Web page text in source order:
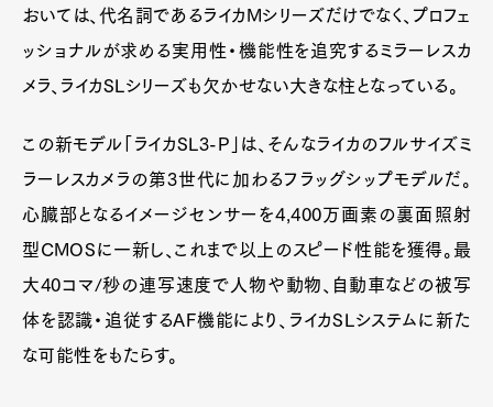
おいては、代名詞であるライカMシリーズだけでなく、プロフェ
ッショナルが求める実用性・機能性を追究するミラーレスカ
メラ、ライカSLシリーズも欠かせない大きな柱となっている。
この新モデル「ライカSL3-P」は、そんなライカのフルサイズミ
ラーレスカメラの第3世代に加わるフラッグシップモデルだ。
心臓部となるイメージセンサーを4,400万画素の裏面照射
型CMOSに一新し、これまで以上のスピード性能を獲得。最
大40コマ/秒の連写速度で人物や動物、自動車などの被写
体を認識・追従するAF機能により、ライカSLシステムに新た
な可能性をもたらす。